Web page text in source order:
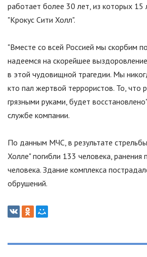
работает более 30 лет, из которых 15
"Крокус Сити Холл".
"Вместе со всей Россией мы скорбим
надеемся на скорейшее
в этой чудовищной трагедии. Мы
кто пал жертвой террористов. То, что
грязными руками, будет восстановлено"
службе компании.
По данным МЧС, в результате
Холле"погибли 133 человека, ранения
человека. Здание комплекса
обрушений.